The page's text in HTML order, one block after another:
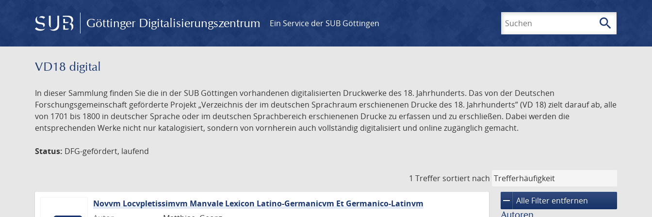
Göttinger Digitalisierungszentrum Ein Service der SUB Göttingen search
VD18 digital
In dieser Sammlung finden Sie die in der SUB Göttingen vorhandenen digitalisierten Druckwerke des 18. Jahrhunderts. Das von der Deutschen
Forschungsgemeinschaft geförderte Projekt „Verzeichnis der im deutschen Sprachraum erschienenen Drucke des 18. Jahrhunderts” (VD 18) zielt darauf ab, alle
von 1701 bis 1800 in deutscher Sprache oder im deutschen Sprachbereich erschienenen Drucke zu erfassen und zu erschließen. Dabei werden die
entsprechenden Werke nicht nur katalogisiert, sondern von vornherein auch vollständig digitalisiert und online zugänglich gemacht.
Status: DFG-gefördert, laufend
1 Treffer sortiert nach
remove Alle Filter entfernen
Novvm Locvpletissimvm Manvale Lexicon Latino-Germanicvm Et Germanico-Latinvm